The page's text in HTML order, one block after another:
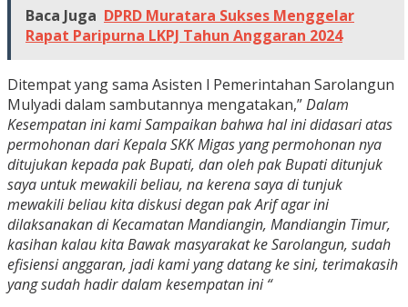
Baca Juga DPRD Muratara Sukses Menggelar
Rapat Paripurna LKPJ Tahun Anggaran 2024
Ditempat yang sama Asisten l Pemerintahan Sarolangun
Mulyadi dalam sambutannya mengatakan,”Dalam
Kesempatan ini kami Sampaikan bahwa hal ini didasari atas
permohonan dari Kepala SKK Migas yang permohonan nya
ditujukan kepada pak Bupati, dan oleh pak Bupati ditunjuk
saya untuk mewakili beliau, na kerena saya di tunjuk
mewakili beliau kita diskusi degan pak Arif agar ini
dilaksanakan di Kecamatan Mandiangin, Mandiangin Timur,
kasihan kalau kita Bawak masyarakat ke Sarolangun, sudah
efisiensi anggaran, jadi kami yang datang ke sini, terimakasih
yang sudah hadir dalam kesempatan ini “